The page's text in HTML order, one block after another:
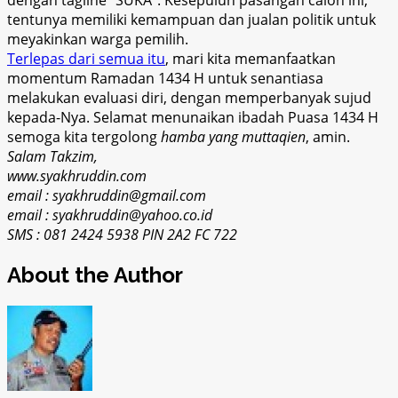
tentunya memiliki kemampuan dan jualan politik untuk
meyakinkan warga pemilih.
Terlepas dari semua itu, mari kita memanfaatkan
momentum Ramadan 1434 H untuk senantiasa
melakukan evaluasi diri, dengan memperbanyak sujud
kepada-Nya. Selamat menunaikan ibadah Puasa 1434 H
semoga kita tergolonghamba yang muttaqien, amin.
Salam Takzim,
www.syakhruddin.com
email : syakhruddin@gmail.com
email : syakhruddin@yahoo.co.id
SMS : 081 2424 5938 PIN 2A2 FC 722
About the Author